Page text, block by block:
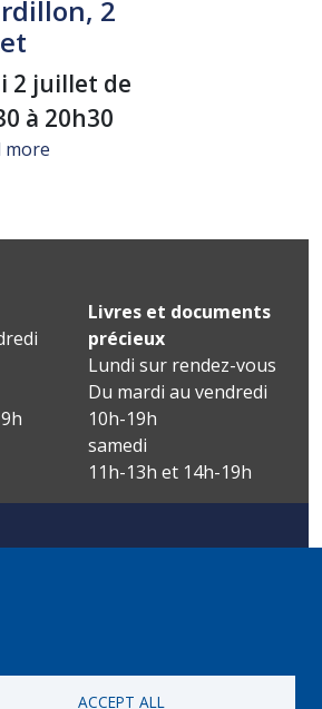
2
2 juillet de
à 20h30
moreabout Signature "Un voyage
Livres et documents
précieux
Lundi sur rendez-vous
Du mardi au vendredi
10h-19h
samedi
11h-13h et 14h-19h
ACCEPT ALL